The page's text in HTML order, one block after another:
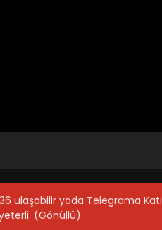
ulaşabilir yada Telegrama
(Gönüllü)